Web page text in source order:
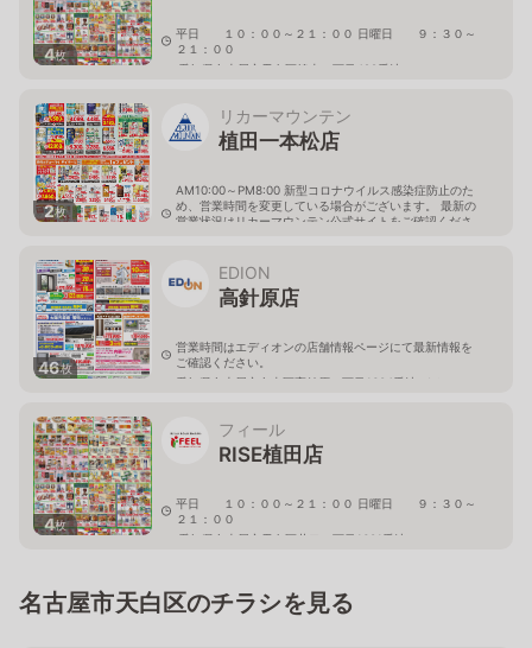
4枚
平日 １０：００～２１：００ 日曜日 ９：３０～
２１：００
愛知県名古屋市天白区焼山一丁目422番地
2枚
リカーマウンテン
植田一本松店
AM10:00～PM8:00 新型コロナウイルス感染症防止のた
め、営業時間を変更している場合がございます。 最新の
営業状況はリカーマウンテン公式サイトをご確認くださ
46枚
EDION
高針原店
営業時間はエディオンの店舗情報ページにて最新情報を
ご確認ください。
愛知県名古屋市名東区高針原二丁目1604番地 イオンス
4枚
フィール
RISE植田店
平日 １０：００～２１：００ 日曜日 ９：３０～
２１：００
愛知県名古屋市天白区井口一丁目1601番地
名古屋市天白区のチラシを見る